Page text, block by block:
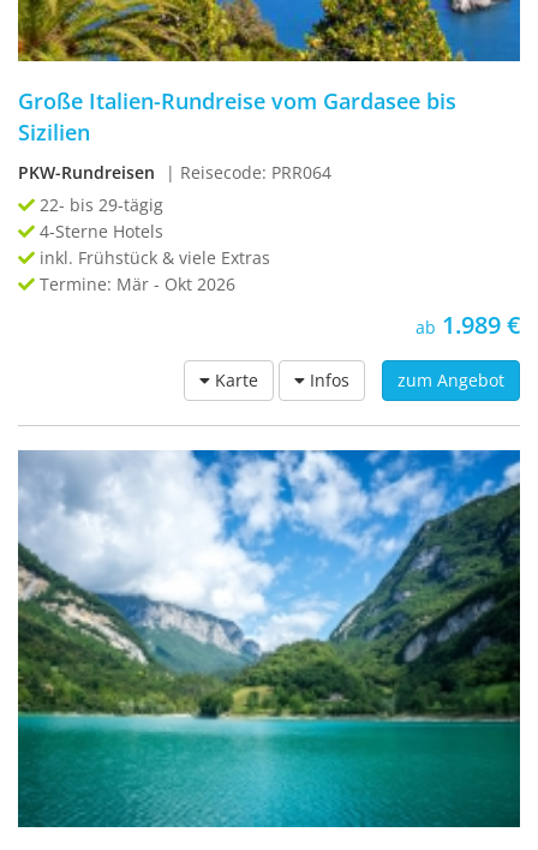
Große Italien-Rundreise vom Gardasee bis
Sizilien
PKW-Rundreisen
| Reisecode: PRR064
22- bis 29-tägig
4-Sterne Hotels
inkl. Frühstück & viele Extras
Termine: Mär - Okt 2026
ab 1.989 €
Karte Infos zum Angebot